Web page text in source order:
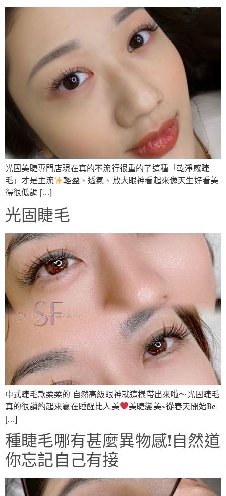
光固美睫專門店現在真的不流行很重的了這種「乾淨感睫
毛」才是主流
輕盈、透氣、放大眼神看起來像天生好看美
得很低調 […]
光固睫毛
中式睫毛款柔柔的 自然高級眼神就這樣帶出來啦～光固睫毛
真的很讚約起來贏在睡醒比人美
美睫變美~從春天開始Be
[…]
種睫毛哪有甚麼異物感!自然道
你忘記自己有接